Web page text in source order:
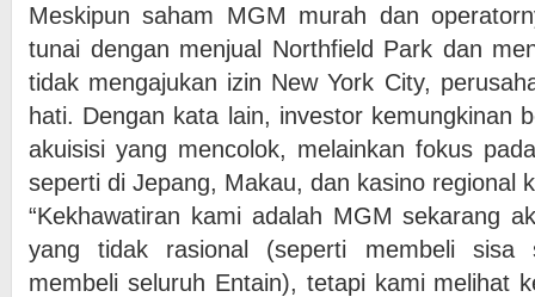
Meskipun saham MGM murah dan
tunai dengan menjual Northfield Park dan
tidak mengajukan izin New York City,
hati. Dengan kata lain, investor kemungkinan
akuisisi yang mencolok, melainkan fokus
seperti di Jepang, Makau, dan kasino regional
“Kekhawatiran kami adalah MGM sekarang
yang tidak rasional (seperti membeli sisa
membeli seluruh Entain), tetapi kami melihat